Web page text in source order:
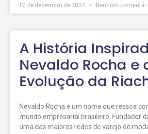
17 de dezembro de 2024 Nenhum
A História
Nevaldo Rocha e
Evolução da
Nevaldo Rocha é um nome que ressoa
mundo empresarial brasileiro. Fundador
uma das maiores redes de varejo de